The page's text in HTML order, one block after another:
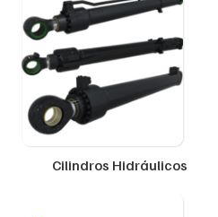
Cilindros Hidráulicos